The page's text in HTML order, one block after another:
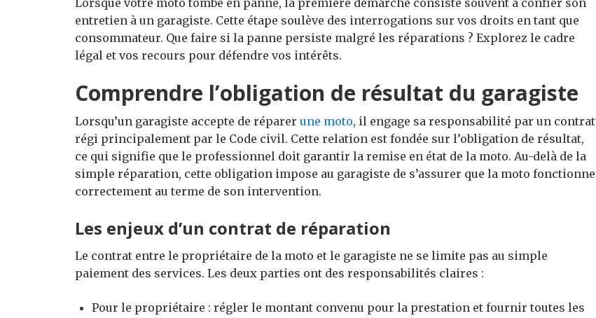
Lorsque votre moto tombe en panne, la première démarche consiste souvent à confier son
entretien à un garagiste. Cette étape soulève des interrogations sur vos droits en tant que
consommateur. Que faire si la panne persiste malgré les réparations ? Explorez le cadre
légal et vos recours pour défendre vos intérêts.
Comprendre l’obligation de résultat du garagiste
Lorsqu’un garagiste accepte de réparer une moto, il engage sa responsabilité par un contrat
régi principalement par le Code civil. Cette relation est fondée sur l’obligation de résultat,
ce qui signifie que le professionnel doit garantir la remise en état de la moto. Au-delà de la
simple réparation, cette obligation impose au garagiste de s’assurer que la moto fonctionne
correctement au terme de son intervention.
Les enjeux d’un contrat de réparation
Le contrat entre le propriétaire de la moto et le garagiste ne se limite pas au simple
paiement des services. Les deux parties ont des responsabilités claires :
Pour le propriétaire : régler le montant convenu pour la prestation et fournir toutes les